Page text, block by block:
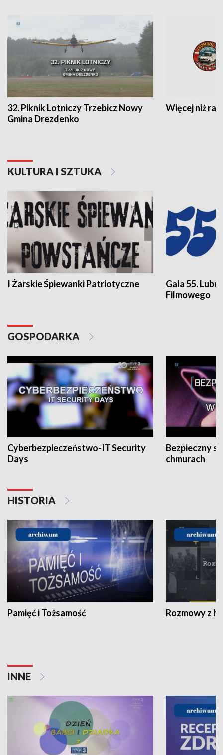
32. Piknik Lotniczy Trzebicz Nowy
Gmina Drezdenko
Więcej niż rajd
KULTURA I SZTUKA
I Żarskie Śpiewanki Patriotyczne
Gala 55.
Filmowego
GOSPODARKA
Cyberbezpieczeństwo-IT Security
Days
Bezpieczny
chmurach
HISTORIA
Pamięć i Tożsamość Rozmowy z
INNE